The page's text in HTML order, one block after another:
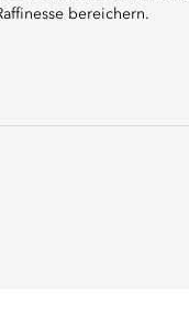
bereichern.